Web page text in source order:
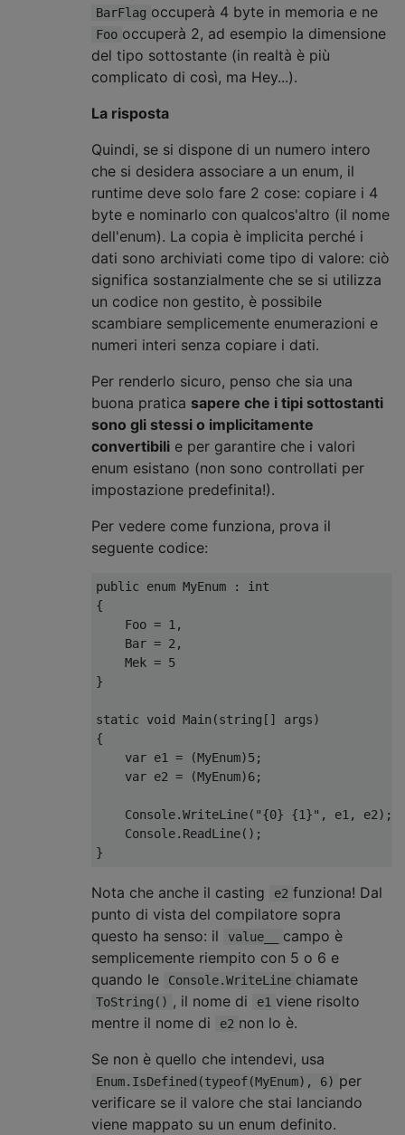
BarFlag occuperà 4 byte in memoria e ne
Foo occuperà 2, ad esempio la dimensione
del tipo sottostante (in realtà è più
complicato di così, ma Hey...).
La risposta
Quindi, se si dispone di un numero intero
che si desidera associare a un enum, il
runtime deve solo fare 2 cose: copiare i 4
byte e nominarlo con qualcos'altro (il nome
dell'enum). La copia è implicita perché i
dati sono archiviati come tipo di valore: ciò
significa sostanzialmente che se si utilizza
un codice non gestito, è possibile
scambiare semplicemente enumerazioni e
numeri interi senza copiare i dati.
Per renderlo sicuro, penso che sia una
buona pratica sapere che i tipi sottostanti
sono gli stessi o implicitamente
convertibili e per garantire che i valori
enum esistano (non sono controllati per
impostazione predefinita!).
Per vedere come funziona, prova il
seguente codice:
public enum MyEnum :
int
{
Foo = 1 ,
Bar = 2 ,
Mek = 5
}
static void Main (string [] args)
{
var e1 = (MyEnum)5;
var e2 = (MyEnum)6;
Console.WriteLine( "{0} {1}" , e1 , e2);
Console. ReadLine();
}
Nota che anche il casting e2 funziona! Dal
punto di vista del compilatore sopra
questo ha senso: il
value__
campo è
semplicemente riempito con 5 o 6 e
quando le
Console.WriteLine chiamate
ToString() , il nome di e1 viene risolto
mentre il nome di
e2 non lo è.
Se non è quello che intendevi, usa
Enum.IsDefined(typeof(MyEnum), 6) per
verificare se il valore che stai lanciando
viene mappato su un enum definito.